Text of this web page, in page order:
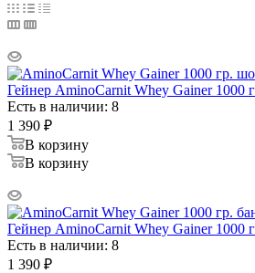
Гейнер AminoCarnit Whey Gainer 1000
Есть в наличии: 8
1 390 ₽
В корзину
В корзину
Гейнер AminoCarnit Whey Gainer 1000
Есть в наличии: 8
1 390 ₽